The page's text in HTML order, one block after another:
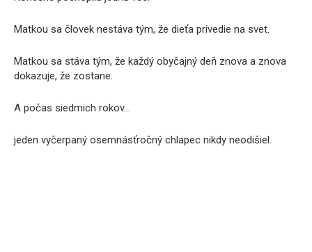
Matkou sa človek nestáva tým, že dieťa privedie na svet.
Matkou sa stáva tým, že každý obyčajný deň znova a znova
dokazuje, že zostane.
A počas siedmich rokov…
jeden vyčerpaný osemnásťročný chlapec nikdy neodišiel.